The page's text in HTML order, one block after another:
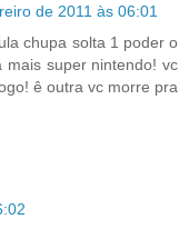
de 2011 às 06:01
chupa solta 1 poder o
mais super nintendo! vc
ê outra vc morre pra